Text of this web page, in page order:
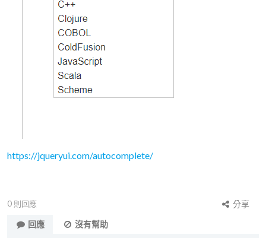
https://jqueryui.com/autocomplete/
0 則回應
分享
回應
沒有幫助